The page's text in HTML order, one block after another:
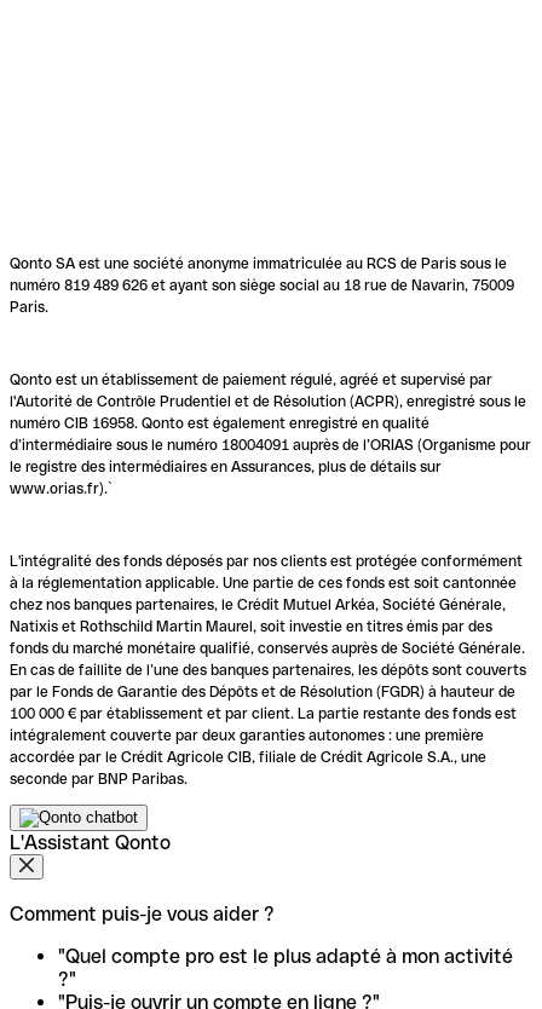
Qonto SA est une société anonyme immatriculée au RCS de Paris sous le
numéro 819 489 626 et ayant son siège social au 18 rue de Navarin, 75009
Paris.
Qonto est un établissement de paiement régulé, agréé et supervisé par
l'Autorité de Contrôle Prudentiel et de Résolution (ACPR), enregistré sous le
numéro CIB 16958. Qonto est également enregistré en qualité
d’intermédiaire sous le numéro 18004091 auprès de l’ORIAS (Organisme pour
le registre des intermédiaires en Assurances, plus de détails sur
www.orias.fr).`
L'intégralité des fonds déposés par nos clients est protégée conformément
à la réglementation applicable. Une partie de ces fonds est soit cantonnée
chez nos banques partenaires, le Crédit Mutuel Arkéa, Société Générale,
Natixis et Rothschild Martin Maurel, soit investie en titres émis par des
fonds du marché monétaire qualifié, conservés auprès de Société Générale.
En cas de faillite de l’une des banques partenaires, les dépôts sont couverts
par le Fonds de Garantie des Dépôts et de Résolution (FGDR) à hauteur de
100 000 € par établissement et par client. La partie restante des fonds est
intégralement couverte par deux garanties autonomes : une première
accordée par le Crédit Agricole CIB, filiale de Crédit Agricole S.A., une
seconde par BNP Paribas.
L'Assistant Qonto
Comment puis-je vous aider ?
"Quel compte pro est le plus adapté à mon activité
?"
"Puis-je ouvrir un compte en ligne ?"